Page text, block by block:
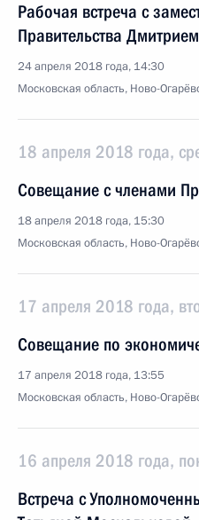
Рабочая встреча с
Правительства
24 апреля 2018 года, 14:30
Московская область, Ново-
18 апреля 2018 года,
Совещание с членами
18 апреля 2018 года, 15:30
Московская область, Ново-
17 апреля 2018 года,
Совещание по
17 апреля 2018 года, 13:55
Московская область, Ново-
16 апреля 2018 года,
Встреча с